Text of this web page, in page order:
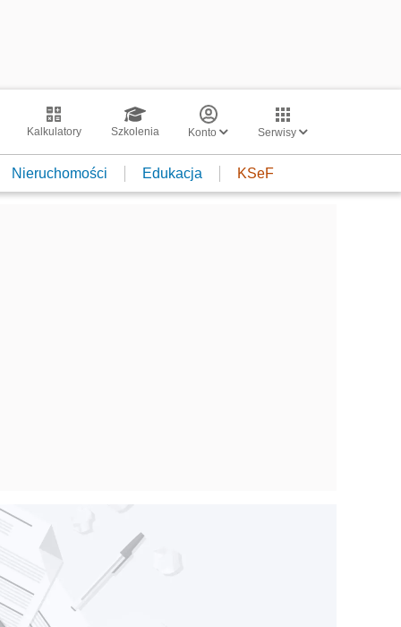
Kalkulatory Szkolenia Konto Serwisy
Nieruchomości Edukacja KSeF